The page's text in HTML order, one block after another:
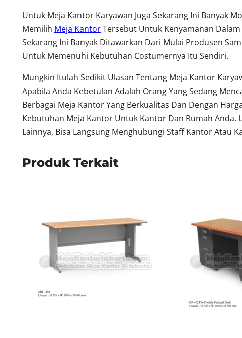
Untuk Meja Kantor Karyawan Juga Sekarang Ini Banyak
Memilih Meja KantorTersebut Untuk Kenyamanan
Sekarang Ini Banyak Ditawarkan Dari Mulai Produsen
Untuk Memenuhi Kebutuhan Costumernya Itu Sendiri.
Mungkin Itulah Sedikit Ulasan Tentang Meja Kantor
Apabila Anda Kebetulan Adalah Orang Yang Sedang
Berbagai Meja Kantor Yang Berkualitas Dan Dengan
Kebutuhan Meja Kantor Untuk Kantor Dan Rumah
Lainnya, Bisa Langsung Menghubungi Staff Kantor Atau
Produk Terkait